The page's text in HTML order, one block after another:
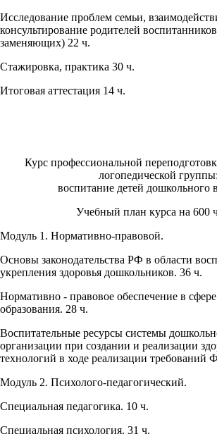
Исследование проблем семьи,
консультирование родителей
заменяющих) 22 ч.
Стажировка, практика 30 ч.
Итоговая аттестация 14 ч.
Курс профессиональной
логопедической группы:
воспитание детей дошкольного
Учебный план курса на 600
Модуль 1. Нормативно-правовой.
Основы законодательства РФ в области
укрепления здоровья дошкольников. 36 ч.
Нормативно - правовое обеспечение в
образования. 28 ч.
Воспитательные ресурсы системы
организации при создании и реализации
технологий в ходе реализации
Модуль 2. Психолого-педагогический.
Специальная педагогика. 10 ч.
Специальная психология. 31 ч.